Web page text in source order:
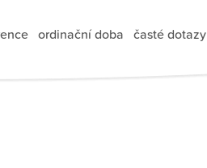
ordinační doba časté dotazy